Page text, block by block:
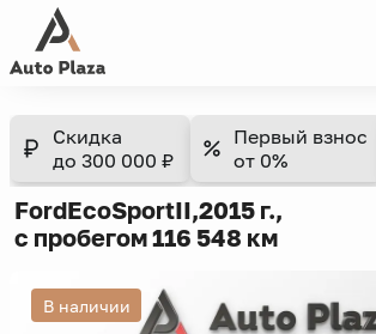
Скидка
до 300 000 ₽
Первый взнос
от 0%
FordEcoSportII,2015 г.,
с пробегом 116 548 км
В наличии